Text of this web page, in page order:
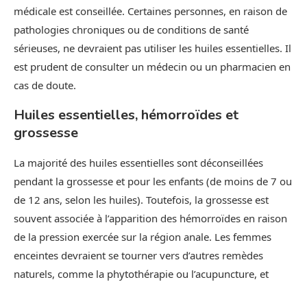
médicale est conseillée. Certaines personnes, en raison de
pathologies chroniques ou de conditions de santé
sérieuses, ne devraient pas utiliser les huiles essentielles. Il
est prudent de consulter un médecin ou un pharmacien en
cas de doute.
Huiles essentielles, hémorroïdes et
grossesse
La majorité des huiles essentielles sont déconseillées
pendant la grossesse et pour les enfants (de moins de 7 ou
de 12 ans, selon les huiles). Toutefois, la grossesse est
souvent associée à l’apparition des hémorroïdes en raison
de la pression exercée sur la région anale. Les femmes
enceintes devraient se tourner vers d’autres remèdes
naturels, comme la phytothérapie ou l’acupuncture, et